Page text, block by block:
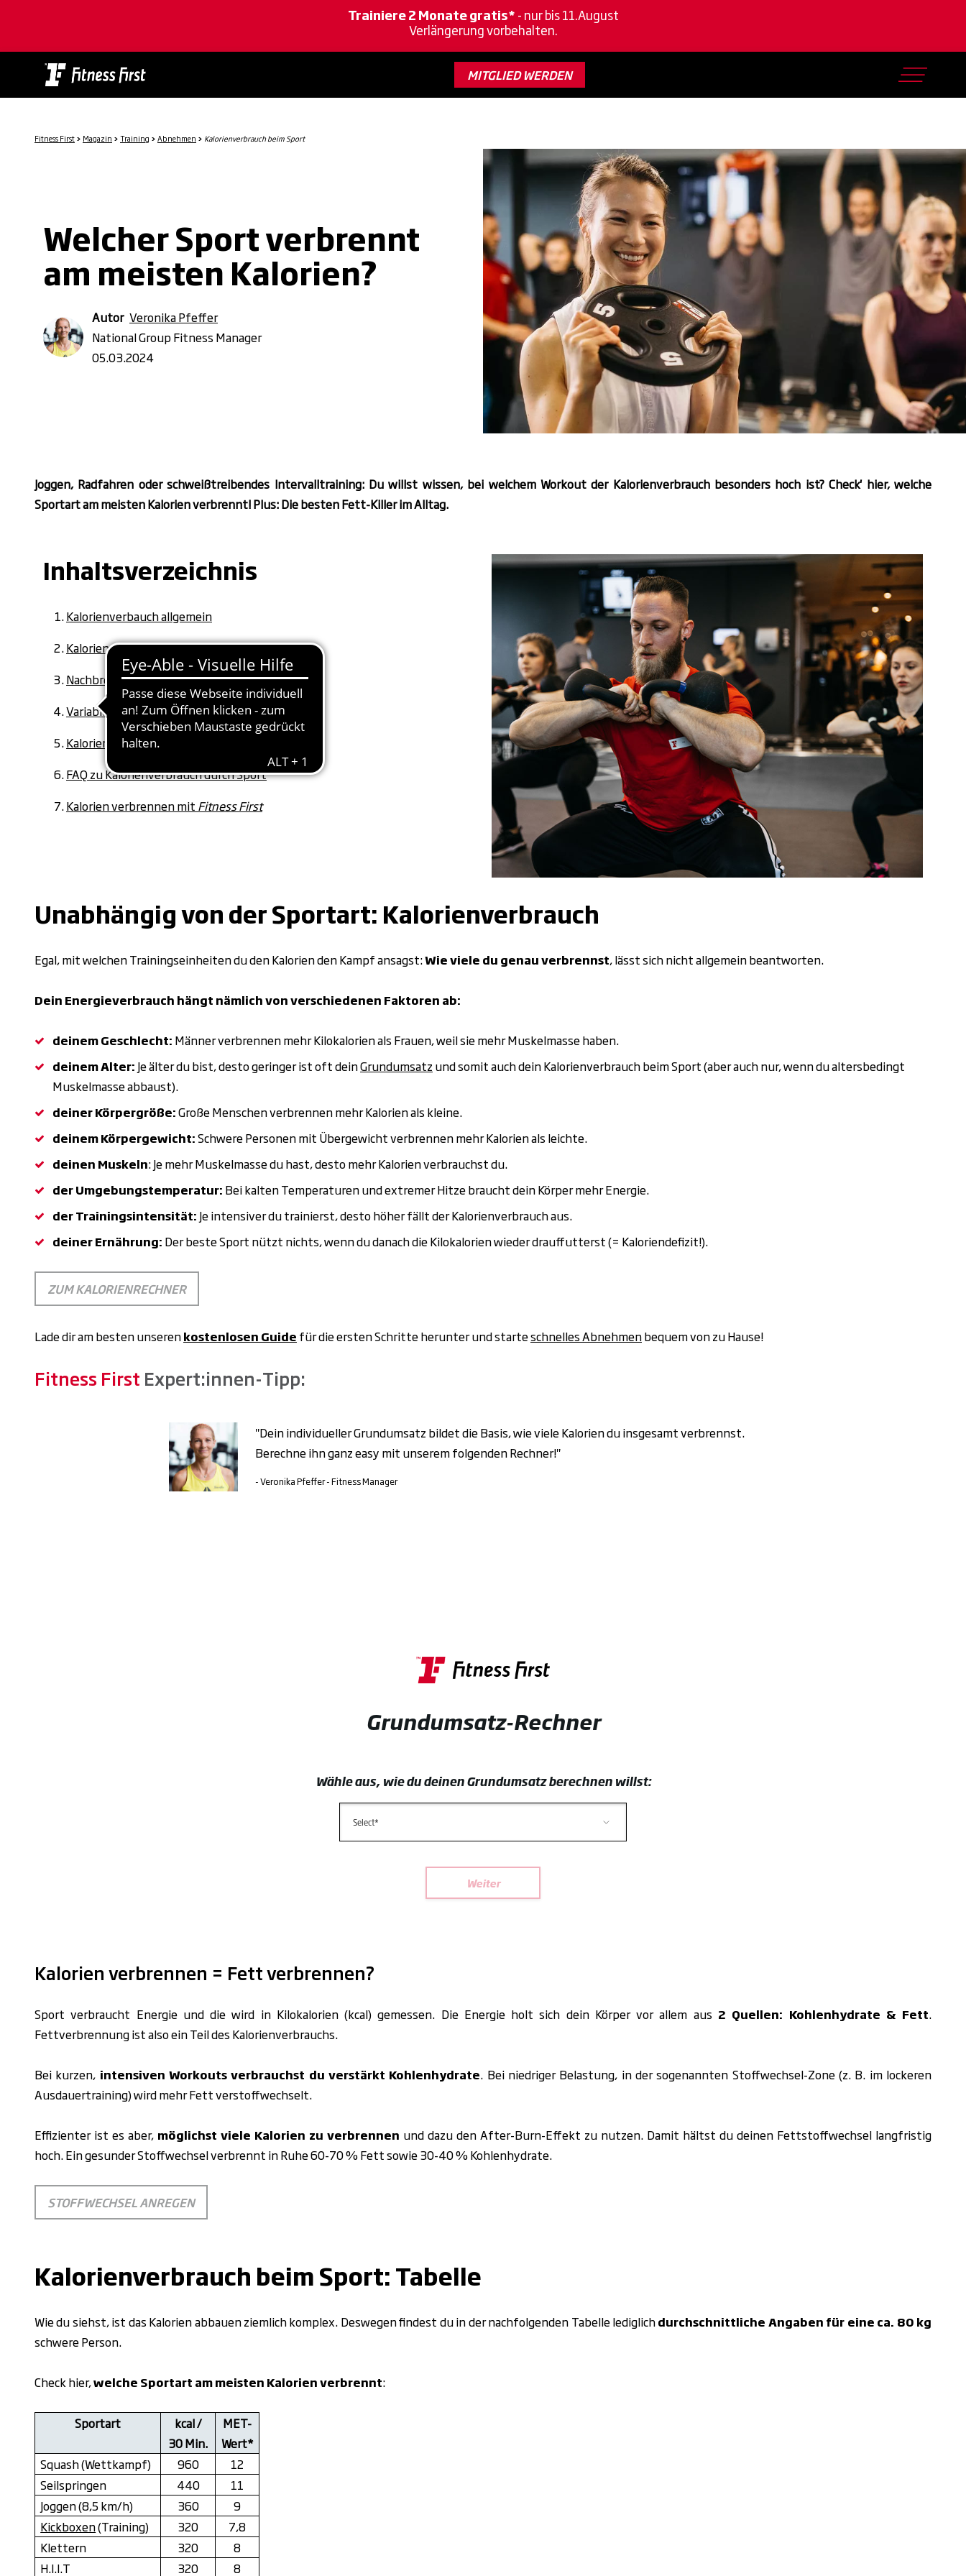
Skip
MITGLIED WERDEN
Trainiere 2 Monate gratis* - nur bis 11.August
Verlängerung vorbehalten.
Fitness First > Magazin > Training > Abnehmen > Kalorienverbrauch beim Sport
Welcher Sport verbrennt
am meisten Kalorien?
Autor Veronika Pfeffer
National Group Fitness Manager
05.03.2024
Joggen, Radfahren oder schweißtreibendes Intervalltraining: Du willst wissen, bei welchem Workout der Kalorienverbrauch besonders hoch ist? Check' hier, welche
Sportart am meisten Kalorien verbrennt! Plus: Die besten Fett-Killer im Alltag.
Inhaltsverzeichnis
Kalorienverbauch allgemein
Kalorienverbrauch-Tabelle
Nachbrenneffekt
Variabler Kalorienverbrauch: Sportarten
Kalorienverbrauch im Alltag
FAQ zu Kalorienverbrauch durch Sport
Kalorien verbrennen mit Fitness First
Unabhängig von der Sportart: Kalorienverbrauch
Egal, mit welchen Trainingseinheiten du den Kalorien den Kampf ansagst:Wie viele du genau verbrennst, lässt sich nicht allgemein beantworten.
Dein Energieverbrauch hängt nämlich von verschiedenen Faktoren ab:
deinem Geschlecht: Männer verbrennen mehr Kilokalorien als Frauen, weil sie mehr Muskelmasse haben.
deinem Alter: Je älter du bist, desto geringer ist oft deinGrundumsatz und somit auch dein Kalorienverbrauch beim Sport (aber auch nur, wenn du altersbedingt
Muskelmasse abbaust).
deiner Körpergröße:Große Menschen verbrennen mehr Kalorien als kleine.
deinem Körpergewicht:Schwere Personen mit Übergewichtverbrennen mehr Kalorien als leichte.
deinen Muskeln: Je mehr Muskelmasse du hast, desto mehr Kalorien verbrauchst du.
der Umgebungstemperatur: Bei kalten Temperaturen und extremer Hitze braucht dein Körper mehr Energie.
der Trainingsintensität: Je intensiver du trainierst, desto höher fällt der Kalorienverbrauch aus.
deiner Ernährung: Der beste Sport nützt nichts, wenn du danach die Kilokalorien wieder drauffutterst (= Kaloriendefizit!).
ZUM KALORIENRECHNER
Lade dir am besten unserenkostenlosen Guide für die ersten Schritte herunter und starteschnelles Abnehmenbequem von zu Hause!
Fitness First Expert:innen-Tipp:
"Dein individueller Grundumsatz bildet die Basis, wie viele Kalorien du insgesamt verbrennst.
Berechne ihn ganz easy mit unserem folgenden Rechner!"
- Veronika Pfeffer - Fitness Manager
Kalorien verbrennen = Fett verbrennen?
Sport verbraucht Energie und die wird in Kilokalorien (kcal) gemessen. Die Energie holt sich dein Körper vor allem aus 2 Quellen: Kohlenhydrate & Fett.
Fettverbrennungist alsoein Teil des Kalorienverbrauchs.
Bei kurzen, intensiven Workouts verbrauchst du verstärkt Kohlenhydrate. Bei niedriger Belastung, in der sogenannten Stoffwechsel-Zone (z. B. im lockeren
Ausdauertraining) wird mehr Fett verstoffwechselt.
Effizienter ist es aber, möglichst viele Kalorien zu verbrennen und dazu den After-Burn-Effekt zu nutzen. Damit hältst du deinen Fettstoffwechsel langfristig
hoch. Ein gesunder Stoffwechsel verbrennt in Ruhe 60-70 % Fett sowie 30-40 % Kohlenhydrate.
STOFFWECHSEL ANREGEN
Kalorienverbrauch beim Sport: Tabelle
Wie du siehst, ist das Kalorien abbauen ziemlich komplex. Deswegen findest du in der nachfolgenden Tabelle lediglichdurchschnittliche Angaben für eine ca. 80 kg
schwere Person.
Check hier,welche Sportart am meisten Kalorien verbrennt:
Sportart
kcal /
30 Min.
MET-
Wert*
Squash (Wettkampf)
960
12
Seilspringen
440
11
Joggen (8,5 km/h)
360
9
Kickboxen(Training) 320
7,8
Klettern
320
8
H.I.I.T
320 8